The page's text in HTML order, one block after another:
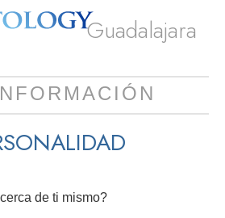
Guadalajara
de ti mismo?